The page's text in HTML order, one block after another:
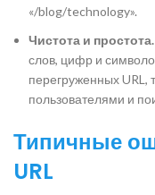
«/blog/technology».
Чистота и простота.
слов, цифр и
перегруженных URL,
пользователями и
Типичные
URL